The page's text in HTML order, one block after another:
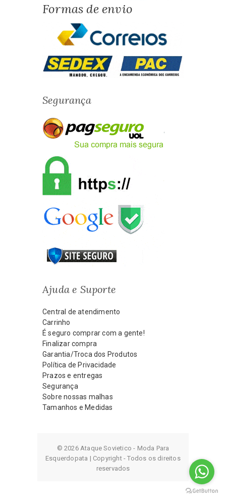
Formas de envio
Segurança
Ajuda e Suporte
Central de atendimento
Carrinho
É seguro comprar com a gente!
Finalizar compra
Garantia/Troca dos Produtos
Política de Privacidade
Prazos e entregas
Segurança
Sobre nossas malhas
Tamanhos e Medidas
© 2026 Ataque Sovietico - Moda Para
Esquerdopata | Copyright - Todos os direitos
reservados